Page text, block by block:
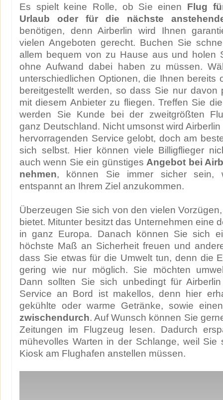
Es spielt keine Rolle, ob Sie einen Flug
Urlaub oder für die nächste
benötigen, denn Airberlin wird Ihnen
vielen Angeboten gerecht. Buchen Sie
allem bequem von zu Hause aus und holen
ohne Aufwand dabei haben zu müssen.
unterschiedlichen Optionen, die Ihnen bereits
bereitgestellt werden, so dass Sie nur davon
mit diesem Anbieter zu fliegen. Treffen Sie
werden Sie Kunde bei der zweitgrößten
ganz Deutschland. Nicht umsonst wird
hervorragenden Service gelobt, doch am
sich selbst. Hier können viele Billigflieger
auch wenn Sie ein günstiges Angebot bei
nehmen, können Sie immer sicher sein,
entspannt an Ihrem Ziel anzukommen.
Überzeugen Sie sich von den vielen
bietet. Mitunter besitzt das Unternehmen eine
in ganz Europa. Danach können Sie sich
höchste Maß an Sicherheit freuen und
dass Sie etwas für die Umwelt tun, denn die
gering wie nur möglich. Sie möchten
Dann sollten Sie sich unbedingt für
Service an Bord ist makellos, denn hier
gekühlte oder warme Getränke, sowie
zwischendurch. Auf Wunsch können Sie
Zeitungen im Flugzeug lesen. Dadurch
mühevolles Warten in der Schlange, weil Sie
Kiosk am Flughafen anstellen müssen.